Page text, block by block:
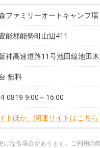
ファミリーオートキャンプ場
能郡能勢町山辺411
阪神高速道路11号池田線池田
無料
0819 9:00～16:00
トほか、関連サイトはこちら
なる場合があります。ご利用の